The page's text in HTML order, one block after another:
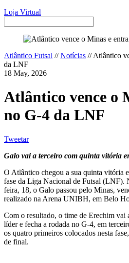
Loja Virtual
Atlântico Futsal //Notícias //Atlântico
da LNF
18 May, 2026
Atlântico vence o
no G-4 da LNF
Tweetar
Galo vai a terceiro com quinta vitória
O Atlântico chegou a sua quinta vitória
fase da Liga Nacional de Futsal (LNF).
feira, 18, o Galo passou pelo Minas,
realizado na Arena UNIBH, em Belo
Com o resultado, o time de Erechim vai
líder e fecha a rodada no G-4, em
os quatro primeiros colocados nesta
de final.